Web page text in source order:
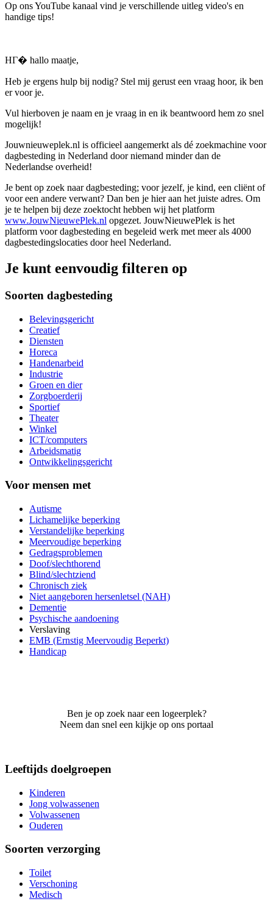
Op ons YouTube kanaal vind je verschillende uitleg video's en
handige tips!
HГ� hallo maatje,
Heb je ergens hulp bij nodig? Stel mij gerust een vraag hoor, ik ben
er voor je.
Vul hierboven je naam en je vraag in en ik beantwoord hem zo snel
mogelijk!
Jouwnieuweplek.nl is officieel aangemerkt als dé zoekmachine voor
dagbesteding in Nederland door niemand minder dan de
Nederlandse overheid!
Je bent op zoek naar dagbesteding; voor jezelf, je kind, een cliënt of
voor een andere verwant? Dan ben je hier aan het juiste adres. Om
je te helpen bij deze zoektocht hebben wij het platform
www.JouwNieuwePlek.nl opgezet. JouwNieuwePlek is het
platform voor dagbesteding en begeleid werk met meer als 4000
dagbestedingslocaties door heel Nederland.
Je kunt eenvoudig filteren op
Soorten dagbesteding
Belevingsgericht
Creatief
Diensten
Horeca
Handenarbeid
Industrie
Groen en dier
Zorgboerderij
Sportief
Theater
Winkel
ICT/computers
Arbeidsmatig
Ontwikkelingsgericht
Voor mensen met
Autisme
Lichamelijke beperking
Verstandelijke beperking
Meervoudige beperking
Gedragsproblemen
Doof/slechthorend
Blind/slechtziend
Chronisch ziek
Niet aangeboren hersenletsel (NAH)
Dementie
Psychische aandoening
Verslaving
EMB (Ernstig Meervoudig Beperkt)
Handicap
Ben je op zoek naar een logeerplek?
Neem dan snel een kijkje op ons portaal
Leeftijds doelgroepen
Kinderen
Jong volwassenen
Volwassenen
Ouderen
Soorten verzorging
Toilet
Verschoning
Medisch